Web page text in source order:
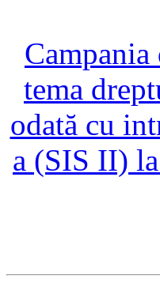
tema
odată cu
a (SIS II)